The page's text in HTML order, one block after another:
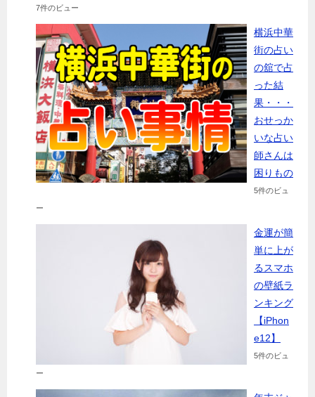
7件のビュー
横浜中華
街の占い
の舘で占
った結
果・・・
おせっか
いな占い
師さんは
困りもの
5件のビュ
ー
金運が簡
単に上が
るスマホ
の壁紙ラ
ンキング
【iPhon
e12】
5件のビュ
ー